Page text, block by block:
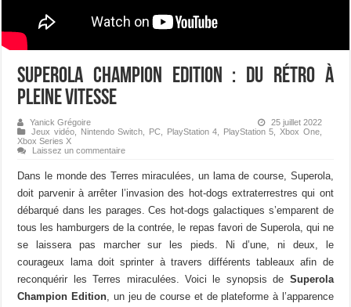
Superola Champion Edition : du rétro à
pleine vitesse
Yanick Grégoire
25 juillet 2022
Jeux vidéo, Nintendo Switch PC, PlayStation 4 PlayStation 5 ,Xbox One,
Xbox Series X
Laissez un commentaire
Dans le monde des Terres miraculées, un lama de course, Superola,
doit parvenir à arrêter l’invasion des hot-dogs extraterrestres qui ont
débarqué dans les parages. Ces hot-dogs galactiques s’emparent de
tous les hamburgers de la contrée, le repas favori de Superola, qui ne
se laissera pas marcher sur les pieds. Ni d’une, ni deux, le
courageux lama doit sprinter à travers différents tableaux afin de
reconquérir les Terres miraculées. Voici le synopsis de Superola
Champion Edition, un jeu de course et de plateforme à l’apparence